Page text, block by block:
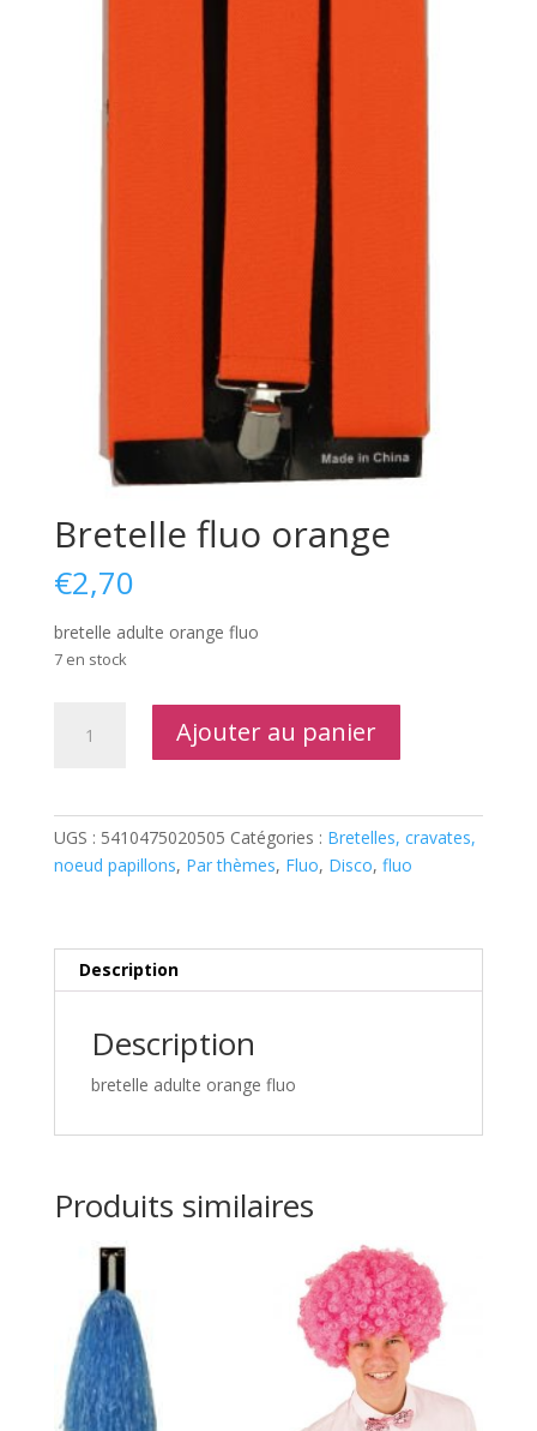
Bretelle fluo orange
€2,70
bretelle adulte orange fluo
7 en stock
Ajouter au panier
UGS : 5410475020505 Catégories : Bretelles, cravates,
noeud papillons, Par thèmes, Fluo, Disco, fluo
Description
Description
bretelle adulte orange fluo
Produits similaires